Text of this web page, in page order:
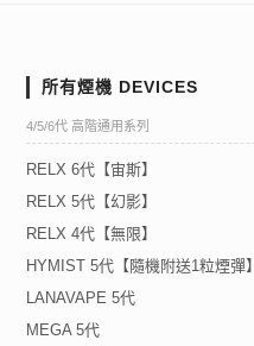
所有煙機 DEVICES
4/5/6代 高階通用系列
RELX 6代【宙斯】
RELX 5代【幻影】
RELX 4代【無限】
HYMIST 5代【隨機附送1粒煙彈】
LANAVAPE 5代
MEGA 5代